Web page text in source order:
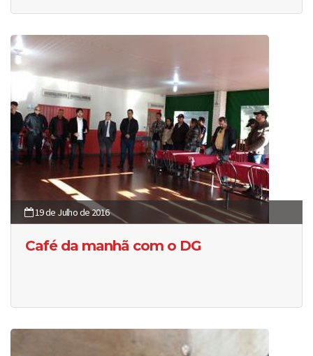
19 de Julho de 2016
Café da manhã com o DG